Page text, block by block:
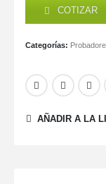
COTIZAR
Categorías:
AÑADIR A LA